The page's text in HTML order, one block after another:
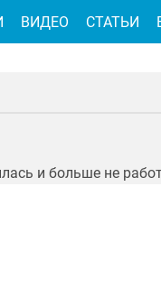
и больше не
ВИДЕО СТАТЬИ